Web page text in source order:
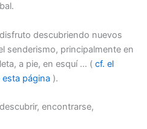
descubriendo nuevos
senderismo, principalmente en
a pie, en esquí … ( cf. el
página ).
encontrarse,